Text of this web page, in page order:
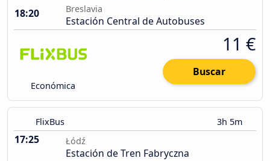
18:20
Breslavia
Estación Central de Autobuses
Económica
11 €
Buscar
FlixBus 3h 5m
17:25 Łódź
Estación de Tren Fabryczna